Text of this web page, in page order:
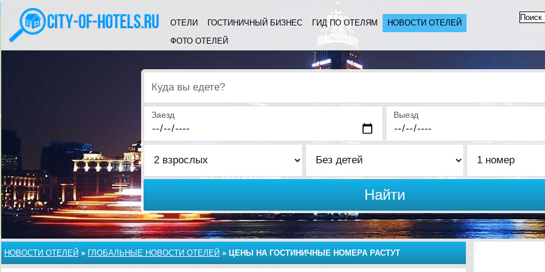
ОТЕЛИ ГОСТИНИЧНЫЙ БИЗНЕС ГИД ПО ОТЕЛЯМ
НОВОСТИ ОТЕЛЕЙ
ФОТО ОТЕЛЕЙ
Куда вы едете?
Заезд Выезд
Найти
НОВОСТИ ОТЕЛЕЙ » ГЛОБАЛЬНЫЕ НОВОСТИ ОТЕЛЕЙ » ЦЕНЫ НА ГОСТИНИЧНЫЕ НОМЕРА РАСТУТ